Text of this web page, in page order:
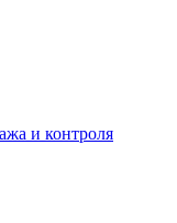
и контроля